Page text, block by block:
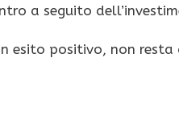
a seguito
positivo, non resta